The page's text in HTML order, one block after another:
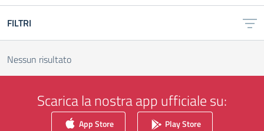
FILTRI
Nessun risultato
Scarica la nostra app ufficiale su:
App Store Play Store